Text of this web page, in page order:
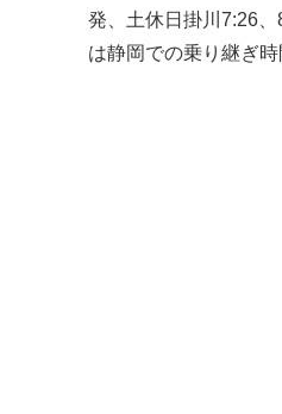
発、土休日掛川7:26
は静岡での乗り継ぎ